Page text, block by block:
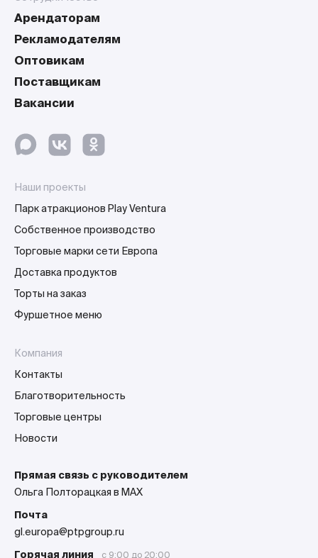
Арендаторам
Рекламодателям
Оптовикам
Поставщикам
Вакансии
Наши проекты
Парк атракционов Play Ventura
Собственное производство
Торговые марки сети Европа
Доставка продуктов
Торты на заказ
Фуршетное меню
Компания
Контакты
Благотворительность
Торговые центры
Новости
Прямая связь с руководителем
Ольга Полторацкая в MAX
Почта
gl.europa@ptpgroup.ru
Горячая линия
с 9:00 до 20:00